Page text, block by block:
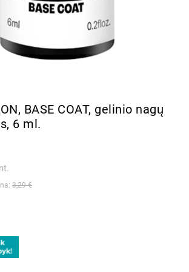
BASE COAT, gelinio nagų
6 ml.
3,29 €